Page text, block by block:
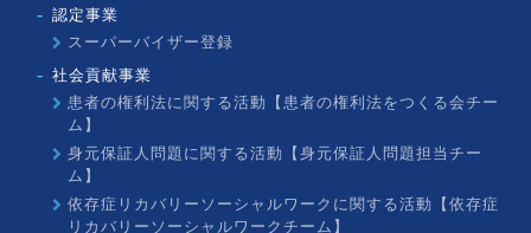
認定事業
スーパーバイザー登録
社会貢献事業
患者の権利法に関する活動【患者の権利法をつくる会チー
ム】
身元保証人問題に関する活動【身元保証人問題担当チー
ム】
依存症リカバリーソーシャルワークに関する活動【依存症
リカバリーソーシャルワークチーム】